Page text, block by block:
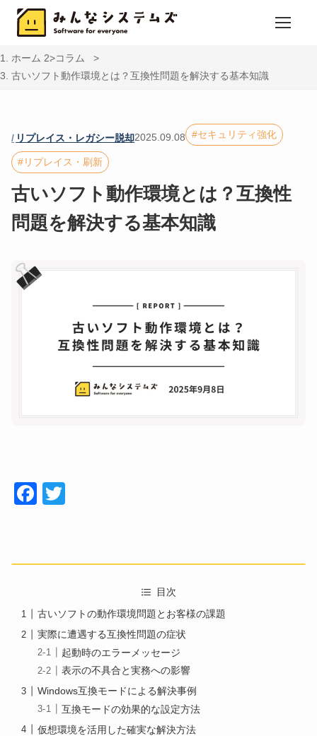
ホーム
コラム
古いソフト動作環境とは？互換性問題を解決する基本知識
リプレイス・レガシー脱却2025.09.08 セキュリティ強化
リプレイス・刷新
古いソフト動作環境とは？互換性
問題を解決する基本知識
Face
目次
古いソフトの動作環境問題とお客様の課題
実際に遭遇する互換性問題の症状
起動時のエラーメッセージ
表示の不具合と実務への影響
Windows互換モードによる解決事例
互換モードの効果的な設定方法
仮想環境を活用した確実な解決方法